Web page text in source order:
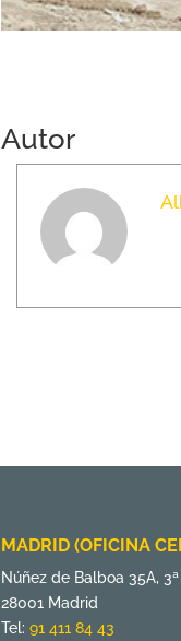
Autor
MADRID (OFICINA
Núñez de Balboa 35A,
28001 Madrid
Tel:91 411 84 43